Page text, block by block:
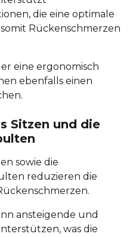
die eine optimale
Rückenschmerzen
eine ergonomisch
ebenfalls einen
Sitzen und die
sowie die
reduzieren die
ansteigende und
was die